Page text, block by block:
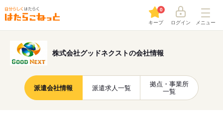
キープ
0
ログイン メニュー
株式会社グッドネクストの会社情報
派遣会社情報 派遣求人一覧
拠点・事業所
一覧